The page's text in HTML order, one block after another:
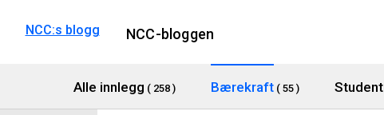
NCC:s blogg NCC-bloggen
Alle innlegg ( 258 ) Bærekraft ( 55 ) Student